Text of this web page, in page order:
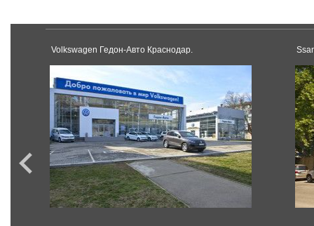
Volkswagen Гедон-Авто Краснодар.